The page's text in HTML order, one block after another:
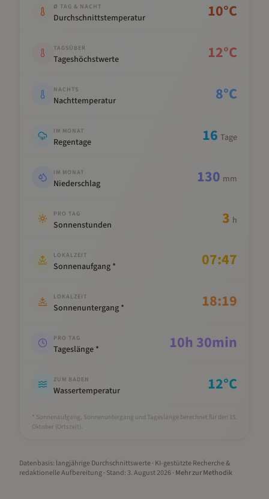
Ø TAG & NACHT
Durchschnittstemperatur 10°C
TAGSÜBER
Tageshöchstwerte 12°C
NACHTS
Nachttemperatur 8°C
IM MONAT
Regentage 16 Tage
IM MONAT
Niederschlag 130 mm
PRO TAG
Sonnenstunden 3 h
LOKALZEIT
Sonnenaufgang * 07:47
LOKALZEIT
Sonnenuntergang * 18:19
PRO TAG
Tageslänge * 10h 30min
ZUM BADEN
Wassertemperatur 12°C
* Sonnenaufgang, Sonnenuntergang und Tageslänge berechnet für den 15.
Oktober (Ortszeit).
Datenbasis: langjährige Durchschnittswerte · KI-gestützte Recherche &
redaktionelle Aufbereitung· Stand: 3. August 2026· Mehr zur Methodik